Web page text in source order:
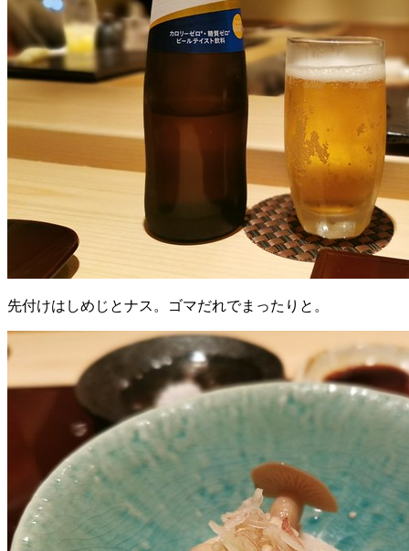
先付けはしめじとナス。ゴマだれでまったりと。